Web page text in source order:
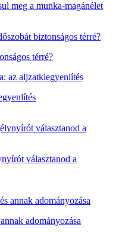
meg a munka-magánélet
térré?
választanod a
adományozása